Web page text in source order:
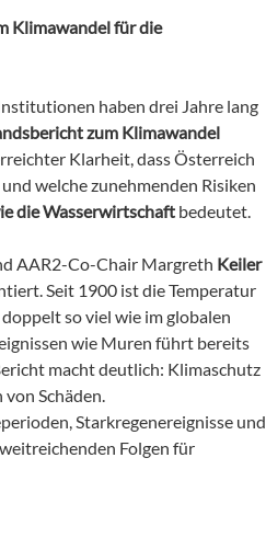
Klimawandel für die
haben drei Jahre lang
zum Klimawandel
Klarheit, dass Österreich
welche zunehmenden Risiken
die Wasserwirtschaftbedeutet.
AAR2-Co-Chair Margreth Keiler
Seit 1900 ist die Temperatur
so viel wie im globalen
wie Muren führt bereits
macht deutlich: Klimaschutz
Schäden.
Starkregenereignisse und
Folgen für